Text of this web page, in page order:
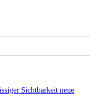
Sichtbarkeit neue